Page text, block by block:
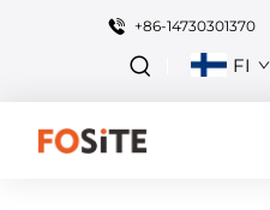
+86-14730301370
FI